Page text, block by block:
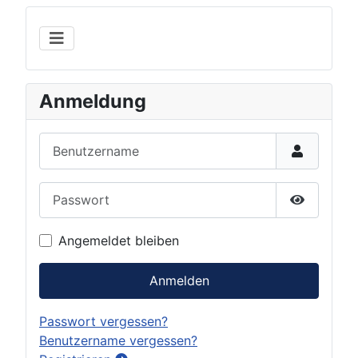
Anmeldung
Show
Angemeldet bleiben
Anmelden
Passwort vergessen?
Benutzername vergessen?